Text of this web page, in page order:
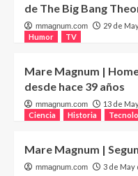
de The Big Bang
mmagnum.com
29 de
Humor
TV
Mare Magnum |
desde hace 39 años
mmagnum.com
13 de
Ciencia
Historia
Mare Magnum |
mmagnum.com 3 de May